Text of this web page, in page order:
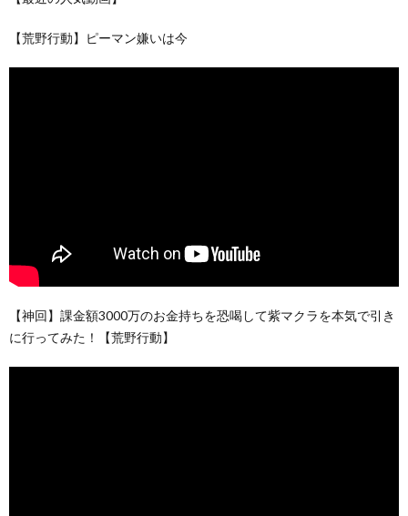
【荒野行動】ピーマン嫌いは今
【神回】課金額3000万のお金持ちを恐喝して紫マクラを本気で引き
に行ってみた！【荒野行動】